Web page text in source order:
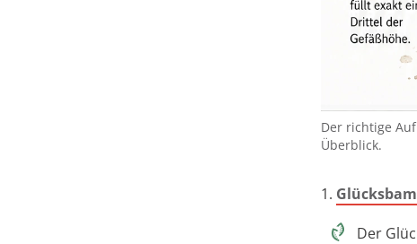
Der richtige
Überblick.
1.
Der